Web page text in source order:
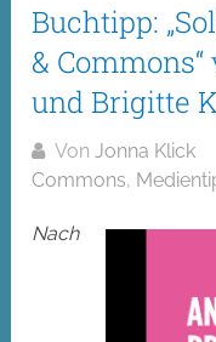
Buchtipp:
&
und Brigitte
VonJonna Klick
Commons,
Nach